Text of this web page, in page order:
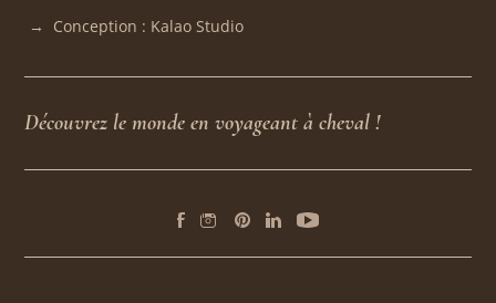
Conception : Kalao Studio
Découvrez le monde en voyageant à cheval !